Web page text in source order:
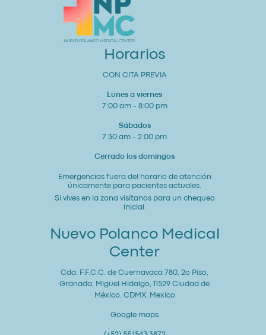
Horarios
CON CITA PREVIA
Lunes a viernes
7:00 am - 8:00 pm
Sábados
7:30 am - 2:00 pm
Cerrado los domingos
Emergencias fuera del horario de atención
únicamente para pacientes actuales.
Si vives en la zona visítanos para un chequeo
inicial.
Nuevo Polanco Medical
Center
Cda. F.F.C.C. de Cuernavaca 780, 2o Piso,
Granada, Miguel Hidalgo, 11529 Ciudad de
México, CDMX, Mexico
Google maps